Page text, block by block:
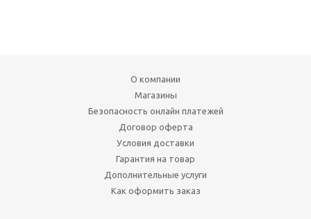
О компании
Магазины
Безопасность онлайн платежей
Договор оферта
Условия доставки
Гарантия на товар
Дополнительные услуги
Как оформить заказ